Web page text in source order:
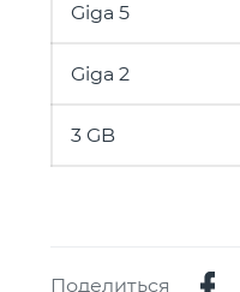
Giga 5
Giga 2
3 GB
Поделиться